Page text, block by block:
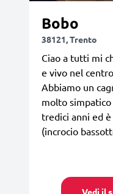
Bobo
38121, Trento
Ciao a tutti mi
e vivo nel
Abbiamo un
molto
tredici anni ed
(incrocio
Vedi il